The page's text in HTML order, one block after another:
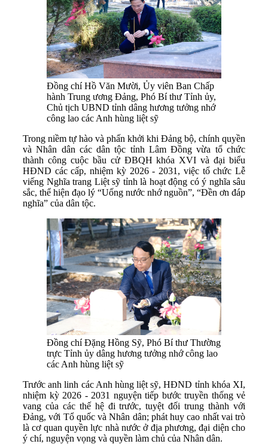
Đồng chí Hồ Văn Mười, Ủy viên Ban Chấp
hành Trung ương Đảng, Phó Bí thư Tỉnh ủy,
Chủ tịch UBND tỉnh dâng hương tưởng nhớ
công lao các Anh hùng liệt sỹ
Trong niềm tự hào và phấn khởi khi Đảng bộ, chính quyền
và Nhân dân các dân tộc tỉnh Lâm Đồng vừa tổ chức
thành công cuộc bầu cử ĐBQH khóa XVI và đại biểu
HĐND các cấp, nhiệm kỳ 2026 - 2031, việc tổ chức Lễ
viếng Nghĩa trang Liệt sỹ tỉnh là hoạt động có ý nghĩa sâu
sắc, thể hiện đạo lý “Uống nước nhớ nguồn”, “Đền ơn đáp
nghĩa” của dân tộc.
Đồng chí Đặng Hồng Sỹ, Phó Bí thư Thường
trực Tỉnh ủy dâng hương tưởng nhớ công lao
các Anh hùng liệt sỹ
Trước anh linh các Anh hùng liệt sỹ, HĐND tỉnh khóa XI,
nhiệm kỳ 2026 - 2031 nguyện tiếp bước truyền thống vẻ
vang của các thế hệ đi trước, tuyệt đối trung thành với
Đảng, với Tổ quốc và Nhân dân; phát huy cao nhất vai trò
là cơ quan quyền lực nhà nước ở địa phương, đại diện cho
ý chí, nguyện vọng và quyền làm chủ của Nhân dân.